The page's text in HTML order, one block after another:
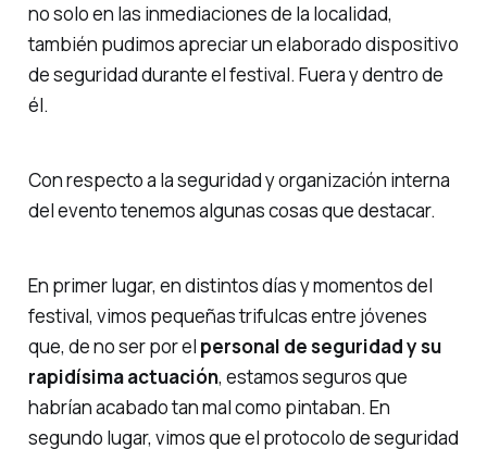
no solo en las inmediaciones de la localidad,
también pudimos apreciar un elaborado dispositivo
de seguridad durante el festival. Fuera y dentro de
él.
Con respecto a la seguridad y organización interna
del evento tenemos algunas cosas que destacar.
En primer lugar, en distintos días y momentos del
festival, vimos pequeñas trifulcas entre jóvenes
que, de no ser por el personal de seguridad y su
rapidísima actuación, estamos seguros que
habrían acabado tan mal como pintaban. En
segundo lugar, vimos que el protocolo de seguridad